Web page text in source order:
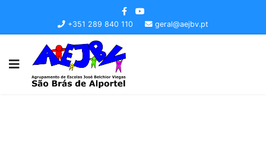
+351 289 840 110 geral@aejbv.pt